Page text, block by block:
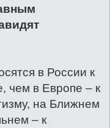
в России к
чем в Европе – к
на Ближнем
– к